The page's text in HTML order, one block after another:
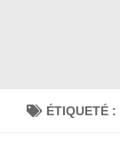
ÉTIQUETÉ :